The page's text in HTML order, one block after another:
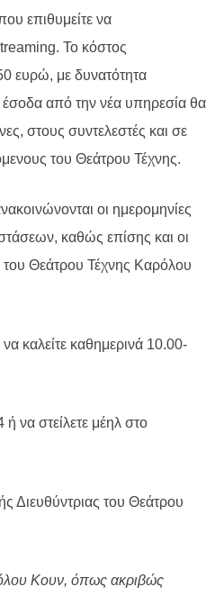
επιθυμείτε να
reaming. Το κόστος
ευρώ, με δυνατότητα
έσοδα από την νέα υπηρεσία θα
στους συντελεστές και σε
του Θεάτρου Τέχνης.
οι ημερομηνίες
καθώς επίσης και οι
του Θεάτρου Τέχνης Καρόλου
καλείτε καθημερινά 10.00-
να στείλετε μέηλ στο
Διευθύντριας του Θεάτρου
Κουν, όπως ακριβώς